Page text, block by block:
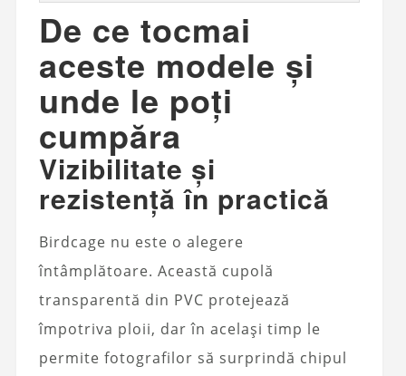
De ce tocmai
aceste modele și
unde le poți
cumpăra
Vizibilitate și
rezistență în practică
Birdcage nu este o alegere
întâmplătoare. Această cupolă
transparentă din PVC protejează
împotriva ploii, dar în același timp le
permite fotografilor să surprindă chipul